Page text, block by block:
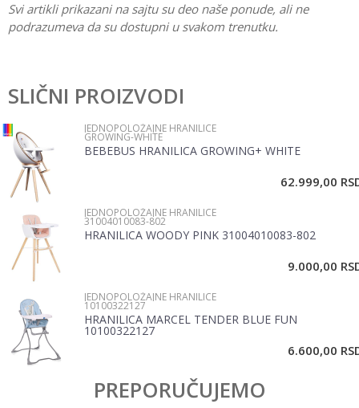
Svi artikli prikazani na sajtu su deo naše ponude, ali ne
podrazumeva da su dostupni u svakom trenutku.
Brend
Peg Perego
Ime/Nadimak
Email
Poruka
SLIČNI PROIZVODI
JEDNOPOLOŽAJNE HRANILICE
GROWING-WHITE
BEBEBUS HRANILICA GROWING+ WHITE
62.999,00
JEDNOPOLOŽAJNE HRANILICE
31004010083-802
HRANILICA WOODY PINK 31004010083-802
9.000,00
JEDNOPOLOŽAJNE HRANILICE
10100322127
HRANILICA MARCEL TENDER BLUE FUN
10100322127
6.600,00
PREPORUČUJEMO